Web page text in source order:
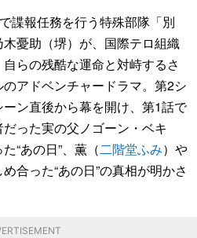
諜報任務を行う特殊部隊「別
憂助（堺）が、国際テロ組織
自らの残酷な運命と対峙するさ
アドベンチャードラマ。第2シ
ン直後から幕を開け、第1話で
った実の父ノゴーン・ベキ
“あの日”、薫（二階堂ふみ）や
合った“あの日”の真相が明かさ